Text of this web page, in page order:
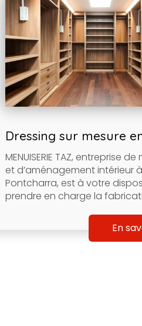
Dressing sur mesure
MENUISERIE TAZ, entreprise
et d’aménagement intérieur à
Pontcharra, est à votre
prendre en charge la
En